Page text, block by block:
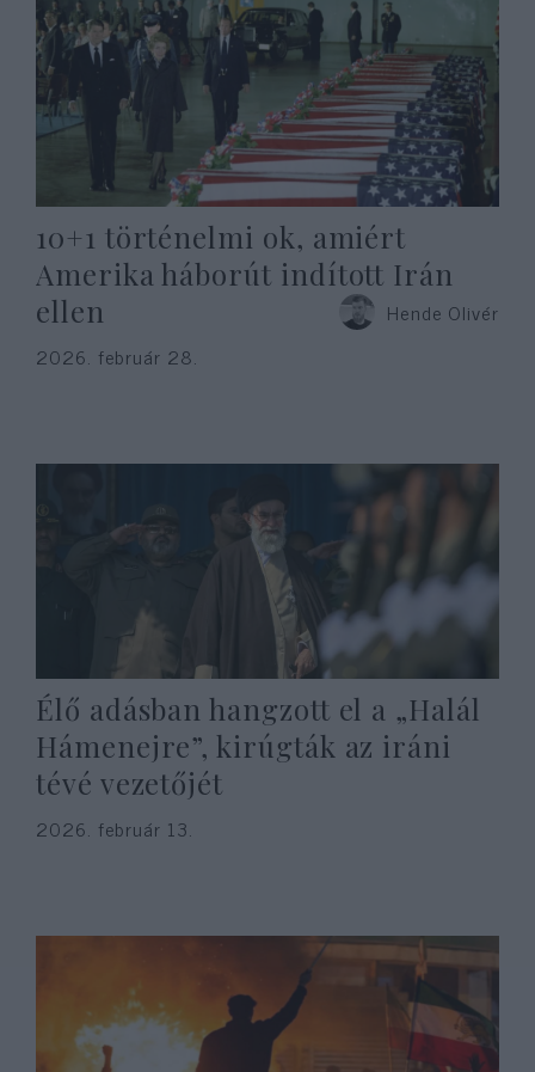
10+1 történelmi ok, amiért
Amerika háborút indított Irán
ellen
Hende Olivér
2026. február 28.
Élő adásban hangzott el a „Halál
Hámenejre”, kirúgták az iráni
tévé vezetőjét
2026. február 13.